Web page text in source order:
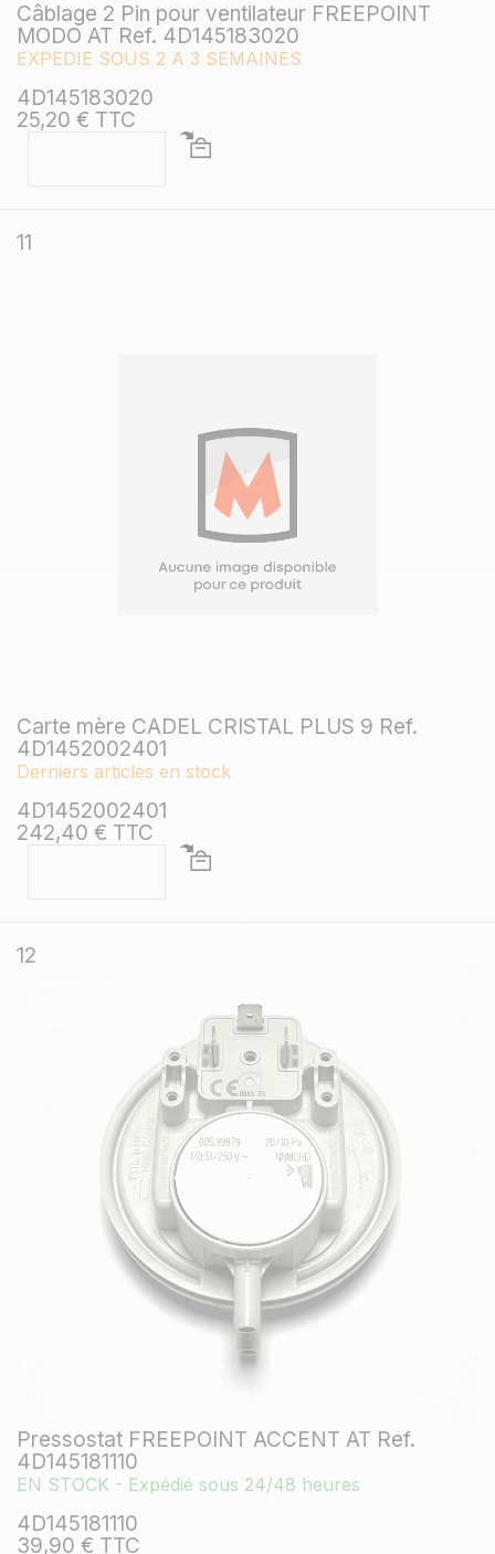
Câblage 2 Pin pour ventilateur FREEPOINT
MODO AT Ref. 4D145183020
EXPEDIE SOUS 2 A 3 SEMAINES
4D145183020
25,20 € TTC
11
Carte mère CADEL CRISTAL PLUS 9 Ref.
4D1452002401
Derniers articles en stock
4D1452002401
242,40 € TTC
12
Pressostat FREEPOINT ACCENT AT Ref.
4D145181110
EN STOCK - Expédié sous 24/48 heures
4D145181110
39,90 € TTC